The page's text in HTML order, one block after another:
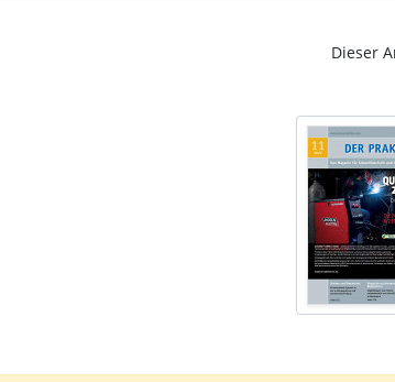
Dieser